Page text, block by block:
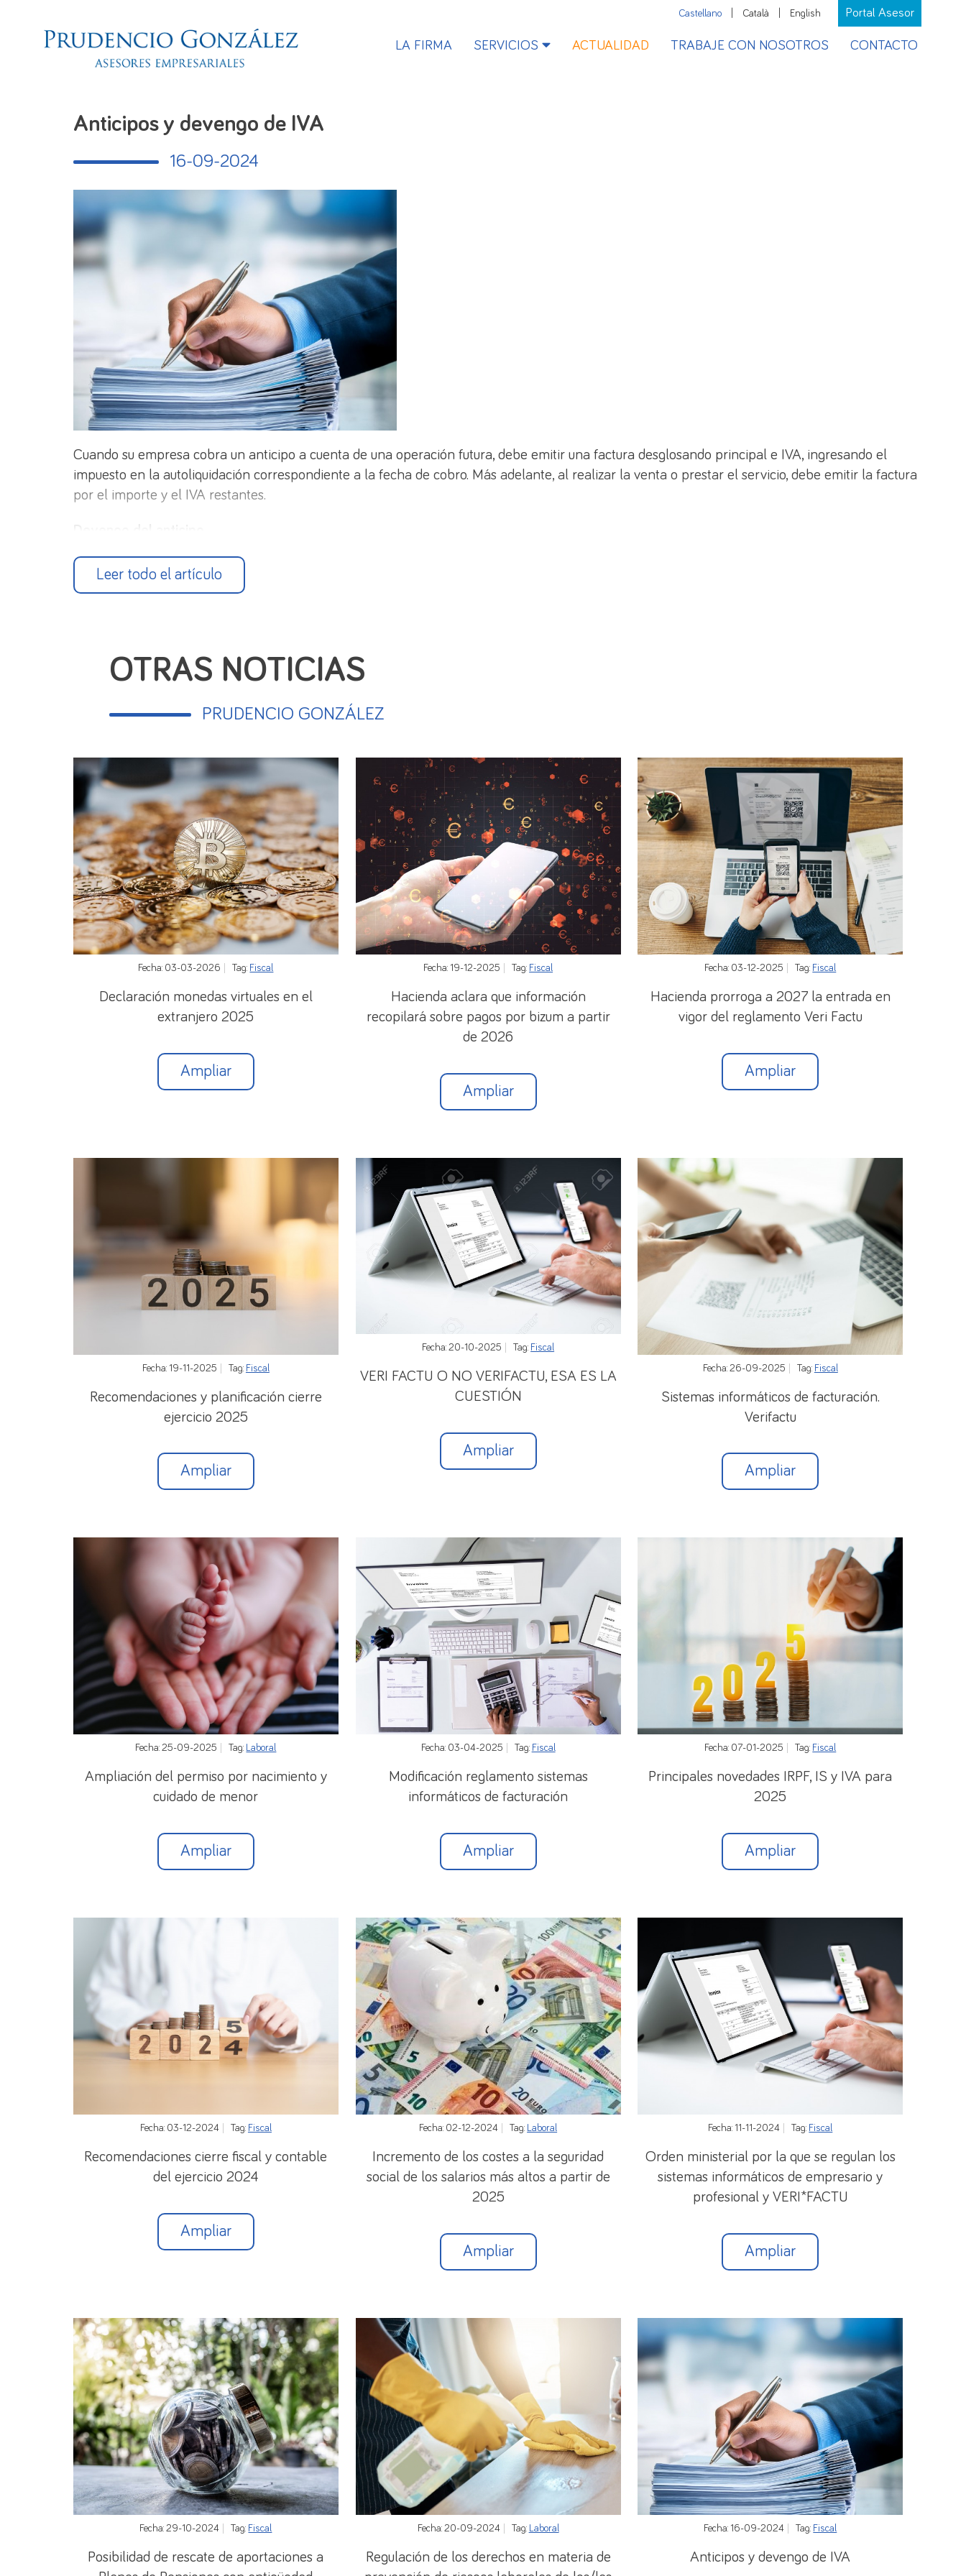
Castellano Català English Portal Asesor
LA FIRMA SERVICIOS ACTUALIDAD TRABAJE CON NOSOTROS CONTACTO
Anticipos y devengo de IVA
16-09-2024
Cuando su empresa cobra un anticipo a cuenta de una operación futura, debe emitir una factura desglosando principal e IVA, ingresando el
impuesto en la autoliquidación correspondiente a la fecha de cobro. Más adelante, al realizar la venta o prestar el servicio, debe emitir la factura
por el importe y el IVA restantes.
Si recibe un anticipo deberá emitir una factura, en la que debe ir desglosado el IVA, que se debe ingresar en la próxima declaración, no en la
declaración relativa a la fecha de emisión de la factura. Cuando se formalice la venta, en la nueva factura se deben descontar los anticipos
Práctica errónea: Algunas empresas no actúan así, y reciben el anticipo sin emitir factura ni repercutir IVA (considerando el importe cobrado
puede detectar estas operaciones con el consiguiente riesgo fiscal y sancionador para el contribuyente.
Hacienda podrá imponer sanciones por ingresar el IVA del anticipo fuera de plazo (aunque se ingrese todo en la autoliquidación correspondiente
a la fecha de la operación) y por la incorrección en el modelo 347. Evítelo repercutiendo el IVA de los anticipos e ingresándolo en el momento de
su cobro.
Quedamos como siempre a su entera disposición para cuantas aclaraciones precisen.
Leer todo el artículo
OTRAS NOTICIAS
PRUDENCIO GONZÁLEZ
Fecha: 03-03-2026 Tag: Fiscal
Declaración monedas virtuales en el
extranjero 2025
Ampliar
Fecha: 19-12-2025 Tag: Fiscal
Hacienda aclara que información
recopilará sobre pagos por bizum a partir
de 2026
Ampliar
Fecha: 03-12-2025 Tag: Fiscal
Hacienda prorroga a 2027 la entrada en
vigor del reglamento Veri Factu
Ampliar
Fecha: 19-11-2025 Tag: Fiscal
Recomendaciones y planificación cierre
ejercicio 2025
Ampliar
Fecha: 20-10-2025 Tag: Fiscal
VERI FACTU O NO VERIFACTU, ESA ES LA
CUESTIÓN
Ampliar
Fecha: 26-09-2025 Tag: Fiscal
Sistemas informáticos de facturación.
Verifactu
Ampliar
Fecha: 25-09-2025 Tag: Laboral
Ampliación del permiso por nacimiento y
cuidado de menor
Ampliar
Fecha: 03-04-2025 Tag: Fiscal
Modificación reglamento sistemas
informáticos de facturación
Ampliar
Fecha: 07-01-2025 Tag: Fiscal
Principales novedades IRPF, IS y IVA para
2025
Ampliar
Fecha: 03-12-2024 Tag: Fiscal
Recomendaciones cierre fiscal y contable
del ejercicio 2024
Ampliar
Fecha: 02-12-2024 Tag: Laboral
Incremento de los costes a la seguridad
social de los salarios más altos a partir de
2025
Ampliar
Fecha: 11-11-2024 Tag: Fiscal
Orden ministerial por la que se regulan los
sistemas informáticos de empresario y
profesional y VERI*FACTU
Ampliar
Fecha: 29-10-2024 Tag: Fiscal
Posibilidad de rescate de aportaciones a
Fecha: 20-09-2024 Tag: Laboral
Regulación de los derechos en materia de
Fecha: 16-09-2024 Tag: Fiscal
Anticipos y devengo de IVA